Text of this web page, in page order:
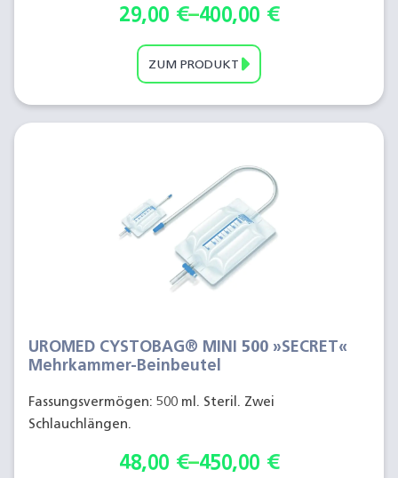
29,00 €–400,00 €
ZUM PRODUKT
UROMED CYSTOBAG® MINI 500 »SECRET«
Mehrkammer-Beinbeutel
Fassungsvermögen: 500 ml. Steril. Zwei
Schlauchlängen.
48,00 €–450,00 €